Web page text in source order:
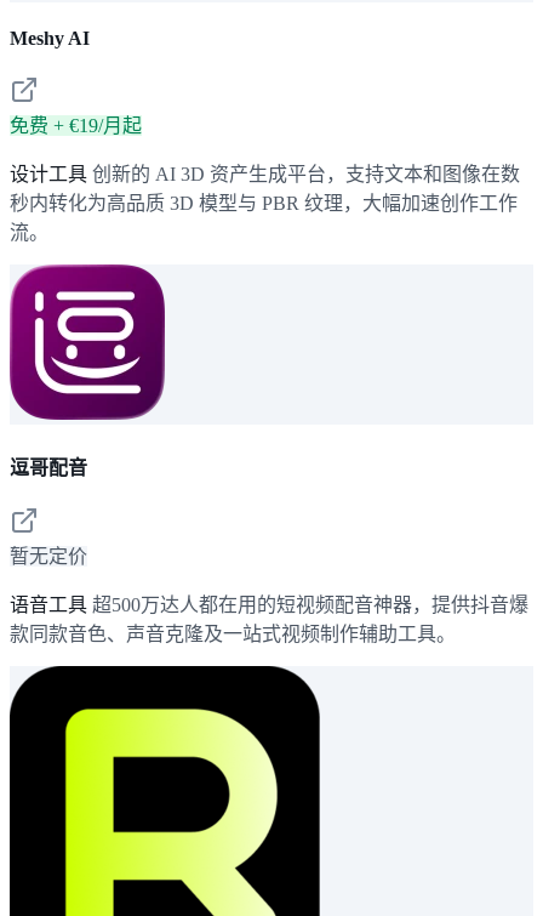
Meshy AI
免费 + €19/月起
设计工具 创新的 AI 3D 资产生成平台，支持文本和图像在数
秒内转化为高品质 3D 模型与 PBR 纹理，大幅加速创作工作
流。
逗哥配音
暂无定价
语音工具 超500万达人都在用的短视频配音神器，提供抖音爆
款同款音色、声音克隆及一站式视频制作辅助工具。